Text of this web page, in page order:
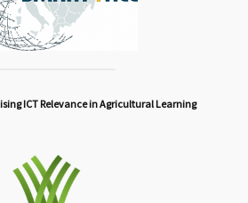
ICT Relevance in Agricultural Learning